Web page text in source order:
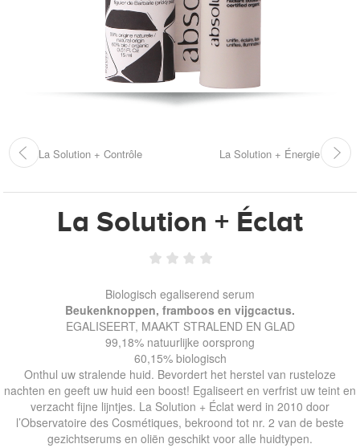
La Solution + Contrôle La Solution + Énergie
La Solution + Éclat
Biologisch egaliserend serum
Beukenknoppen, framboos en vijgcactus.
EGALISEERT, MAAKT STRALEND EN GLAD
99,18% natuurlijke oorsprong
60,15% biologisch
Onthul uw stralende huid. Bevordert het herstel van rusteloze
nachten en geeft uw huid een boost! Egaliseert en verfrist uw teint en
verzacht fijne lijntjes. La Solution + Éclat werd in 2010 door
l’Observatoire des Cosmétiques, bekroond tot nr. 2 van de beste
gezichtserums en oliën geschikt voor alle huidtypen.